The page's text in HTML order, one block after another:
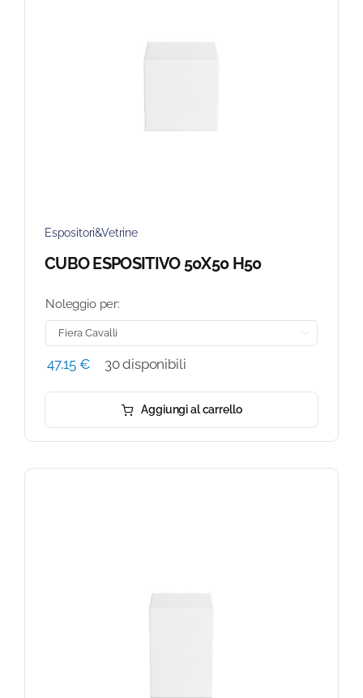
Espositori&Vetrine
CUBO ESPOSITIVO 50X50 H50
Noleggio per:
47,15 € 30 disponibili
Aggiungi al carrello